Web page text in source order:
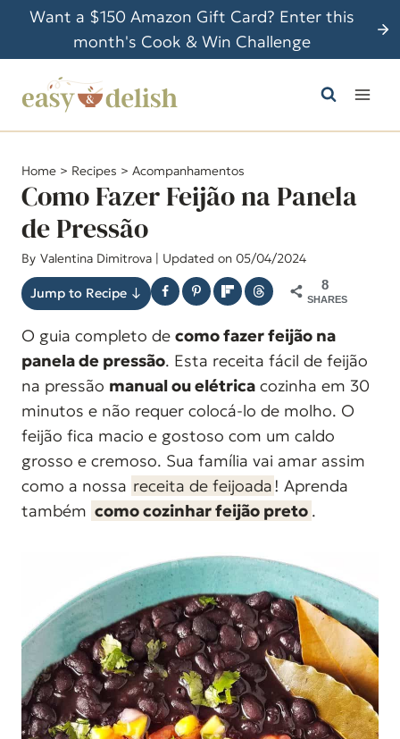
l
p
Want a $150 Amazon Gift Card? Enter this
month's Cook & Win Challenge
Home > Recipes > Acompanhamentos
Como Fazer Feijão na Panela
de Pressão
By Valentina Dimitrova | Updated on 05/04/2024
Jump to Recipe ↓
8
SHARES
O guia completo de como fazer feijão na
panela de pressão. Esta receita fácil de feijão
na pressão manual ou elétrica cozinha em 30
minutos e não requer colocá-lo de molho. O
feijão fica macio e gostoso com um caldo
grosso e cremoso. Sua família vai amar assim
como a nossa receita de feijoada! Aprenda
também como cozinhar feijão preto .